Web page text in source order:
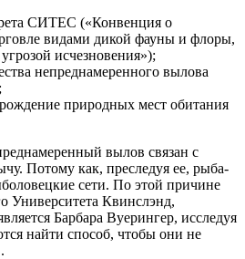
СИТЕС («Конвенция о
видами дикой фауны и флоры,
исчезновения»);
непреднамеренного вылова
природных мест обитания
вылов связан с
Потому как, преследуя ее, рыба-
сети. По этой причине
Университета Квинслэнд,
Барбара Вуерингер, исследуя
найти способ, чтобы они не